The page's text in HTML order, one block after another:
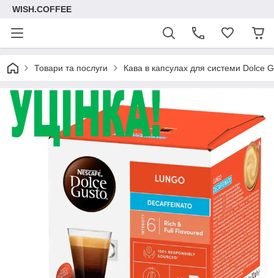
WISH.COFFEE
Товари та послуги Кава в капсулах для системи Dolce